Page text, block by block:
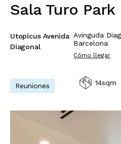
Sala Turo Park
Utopicus Avenida
Diagonal
Avinguda
Barcelona
Cómo llegar
Reuniones 14sqm